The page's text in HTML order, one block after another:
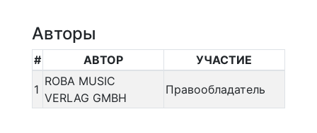
Авторы
# АВТОР УЧАСТИЕ
1
ROBA MUSIC
VERLAG GMBH
Правообладатель